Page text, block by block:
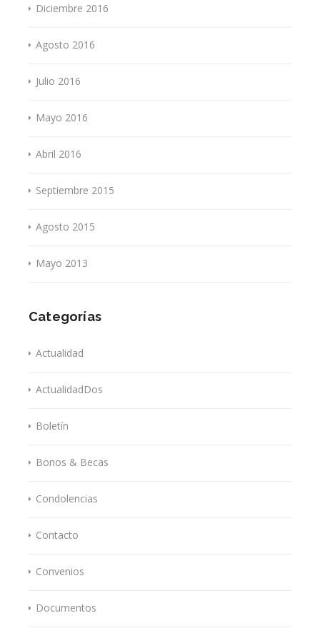
Diciembre 2016
Agosto 2016
Julio 2016
Mayo 2016
Abril 2016
Septiembre 2015
Agosto 2015
Mayo 2013
Categorías
Actualidad
ActualidadDos
Boletín
Bonos & Becas
Condolencias
Contacto
Convenios
Documentos